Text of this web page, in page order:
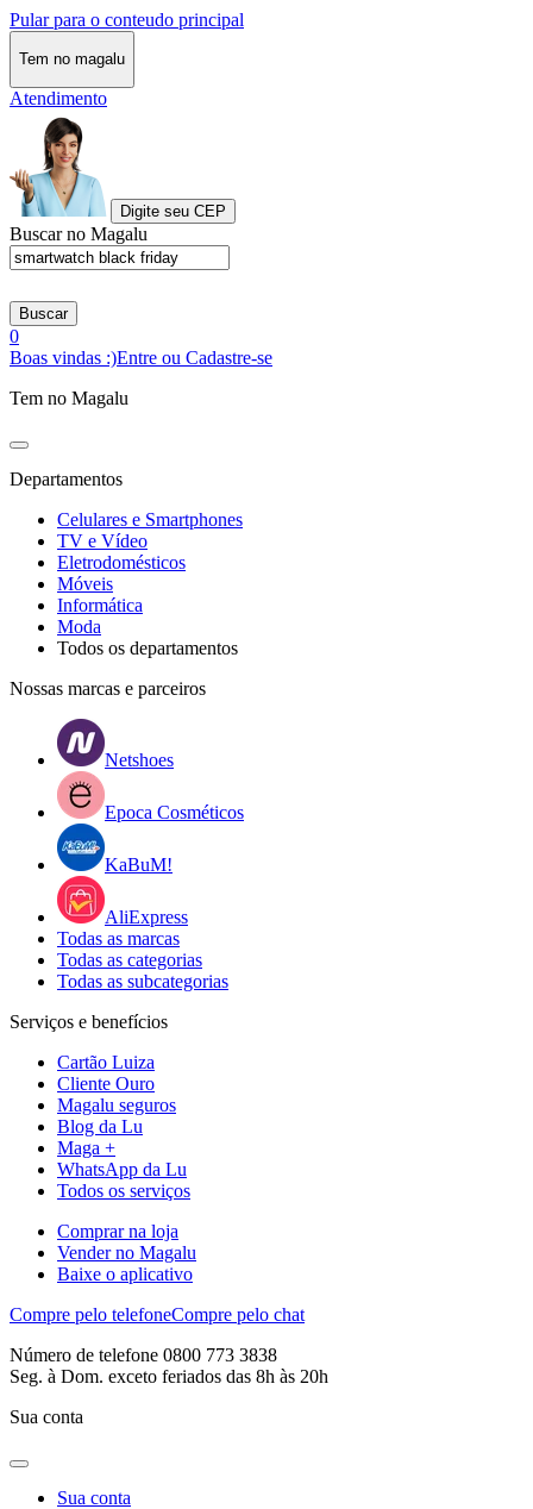
Pular para o conteudo principal
Tem no magalu
Atendimento
Digite seu CEP
Buscar no Magalu
Buscar
0
Boas vindas :)Entre ou Cadastre-se
Tem no Magalu
Departamentos
Celulares e Smartphones
TV e Vídeo
Eletrodomésticos
Móveis
Informática
Moda
Todos os departamentos
Nossas marcas e parceiros
Netshoes
Epoca Cosméticos
KaBuM!
AliExpress
Todas as marcas
Todas as categorias
Todas as subcategorias
Serviços e benefícios
Cartão Luiza
Cliente Ouro
Magalu seguros
Blog da Lu
Maga +
WhatsApp da Lu
Todos os serviços
Comprar na loja
Vender no Magalu
Baixe o aplicativo
Compre pelo telefoneCompre pelo chat
Número de telefone 0800 773 3838
Seg. à Dom. exceto feriados das 8h às 20h
Sua conta
Sua conta